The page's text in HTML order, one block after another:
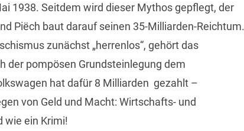
1938. Seitdem wird dieser Mythos gepflegt, der
Piëch baut darauf seinen 35-Milliarden-Reichtum.
zunächst „herrenlos“, gehört das
der pompösen Grundsteinlegung dem
hat dafür 8 Milliarden  gezahlt –
von Geld und Macht: Wirtschafts- und
wie ein Krimi!